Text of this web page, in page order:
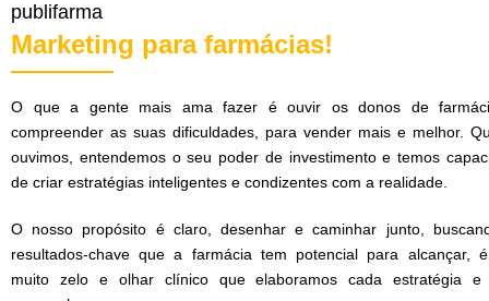
publifarma
Marketing para farmácias!
O que a gente mais ama fazer é ouvir os donos de
compreender as suas dificuldades, para vender mais e melhor.
ouvimos, entendemos o seu poder de investimento e temos
de criar estratégias inteligentes e condizentes com a realidade.
O nosso propósito é claro, desenhar e caminhar junto,
resultados-chave que a farmácia tem potencial para alcançar,
muito zelo e olhar clínico que elaboramos cada estratégia e